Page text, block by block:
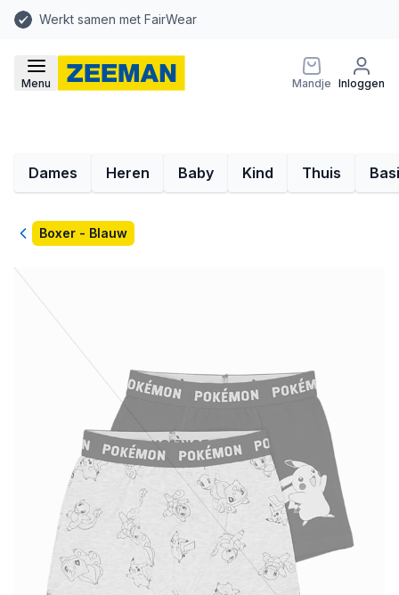
Werkt samen met FairWear
Menu Mandje Inloggen
Dames Heren Baby Kind Thuis
TerugBoxer - Blauw